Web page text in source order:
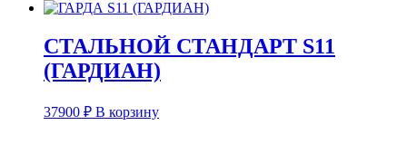
СТАЛЬНОЙ СТАНДАРТ S11
(ГАРДИАН)
37900 ₽ В корзину